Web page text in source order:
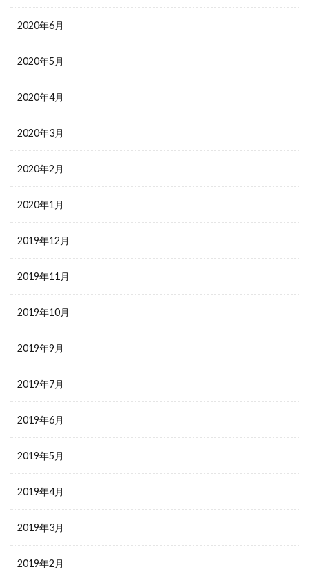
2020年6月
2020年5月
2020年4月
2020年3月
2020年2月
2020年1月
2019年12月
2019年11月
2019年10月
2019年9月
2019年7月
2019年6月
2019年5月
2019年4月
2019年3月
2019年2月